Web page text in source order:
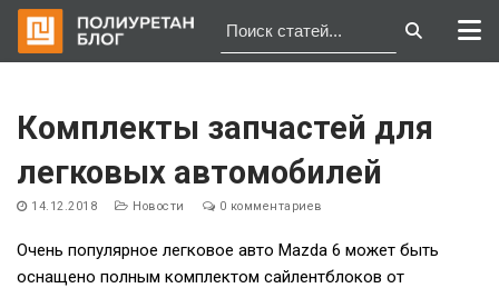
содержимому
Комплекты запчастей для
легковых автомобилей
14.12.2018 Новости 0 комментариев
Очень популярное легковое авто Mazda 6 может быть
оснащено полным комплектом сайлентблоков от